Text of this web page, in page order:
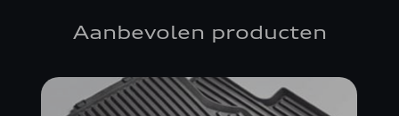
Aanbevolen producten